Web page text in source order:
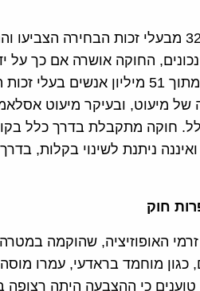
מיעוט, ובעיקר מיעוט
חוקה מתקבלת בדרך כלל
ניתנת לשינוי בקלות,
חוק
האופוזיציה, שהוקמה
כגון מוחמד בראדעי, עמרו מוסה
כי ההצבעה היתה רצופה